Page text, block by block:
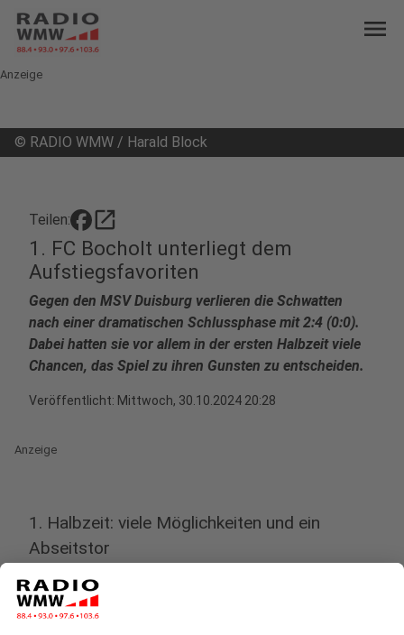
menu
Anzeige
© RADIO WMW / Harald Block
Teilen: open_in_new
1. FC Bocholt unterliegt dem
Aufstiegsfavoriten
Gegen den MSV Duisburg verlieren die Schwatten
nach einer dramatischen Schlussphase mit 2:4 (0:0).
Dabei hatten sie vor allem in der ersten Halbzeit viele
Chancen, das Spiel zu ihren Gunsten zu entscheiden.
Veröffentlicht: Mittwoch, 30.10.2024 20:28
Anzeige
1. Halbzeit: viele Möglichkeiten und ein
Abseitstor